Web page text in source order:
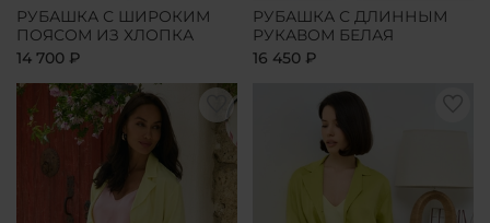
РУБАШКА С ШИРОКИМ
ПОЯСОМ ИЗ ХЛОПКА
14 700 ₽
РУБАШКА С ДЛИННЫМ
РУКАВОМ БЕЛАЯ
16 450 ₽